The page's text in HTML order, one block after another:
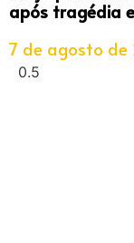
após tragédia
7 de agosto de